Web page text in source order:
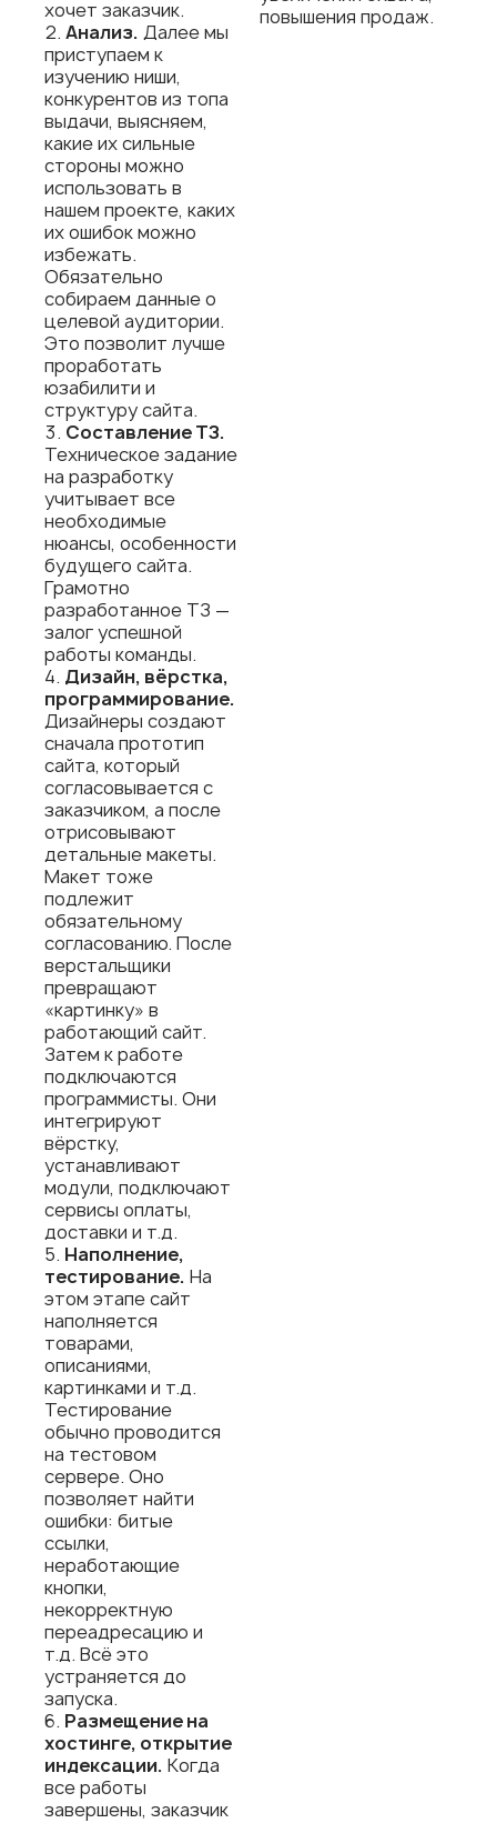
хочет заказчик.
Анализ. Далее мы
приступаем к
изучению ниши,
конкурентов из топа
выдачи, выясняем,
какие их сильные
стороны можно
использовать в
нашем проекте, каких
их ошибок можно
избежать.
Обязательно
собираем данные о
целевой аудитории.
Это позволит лучше
проработать
юзабилити и
структуру сайта.
Составление ТЗ.
Техническое задание
на разработку
учитывает все
необходимые
нюансы, особенности
будущего сайта.
Грамотно
разработанное ТЗ —
залог успешной
работы команды.
Дизайн, вёрстка,
программирование.
Дизайнеры создают
сначала прототип
сайта, который
согласовывается с
заказчиком, а после
отрисовывают
детальные макеты.
Макет тоже
подлежит
обязательному
согласованию. После
верстальщики
превращают
«картинку» в
работающий сайт.
Затем к работе
подключаются
программисты. Они
интегрируют
вёрстку,
устанавливают
модули, подключают
сервисы оплаты,
доставки и т.д.
Наполнение,
тестирование. На
этом этапе сайт
наполняется
товарами,
описаниями,
картинками и т.д.
Тестирование
обычно проводится
на тестовом
сервере. Оно
позволяет найти
ошибки: битые
ссылки,
неработающие
кнопки,
некорректную
переадресацию и
т.д. Всё это
устраняется до
запуска.
Размещение на
хостинге, открытие
индексации. Когда
все работы
завершены, заказчик
повышения продаж.